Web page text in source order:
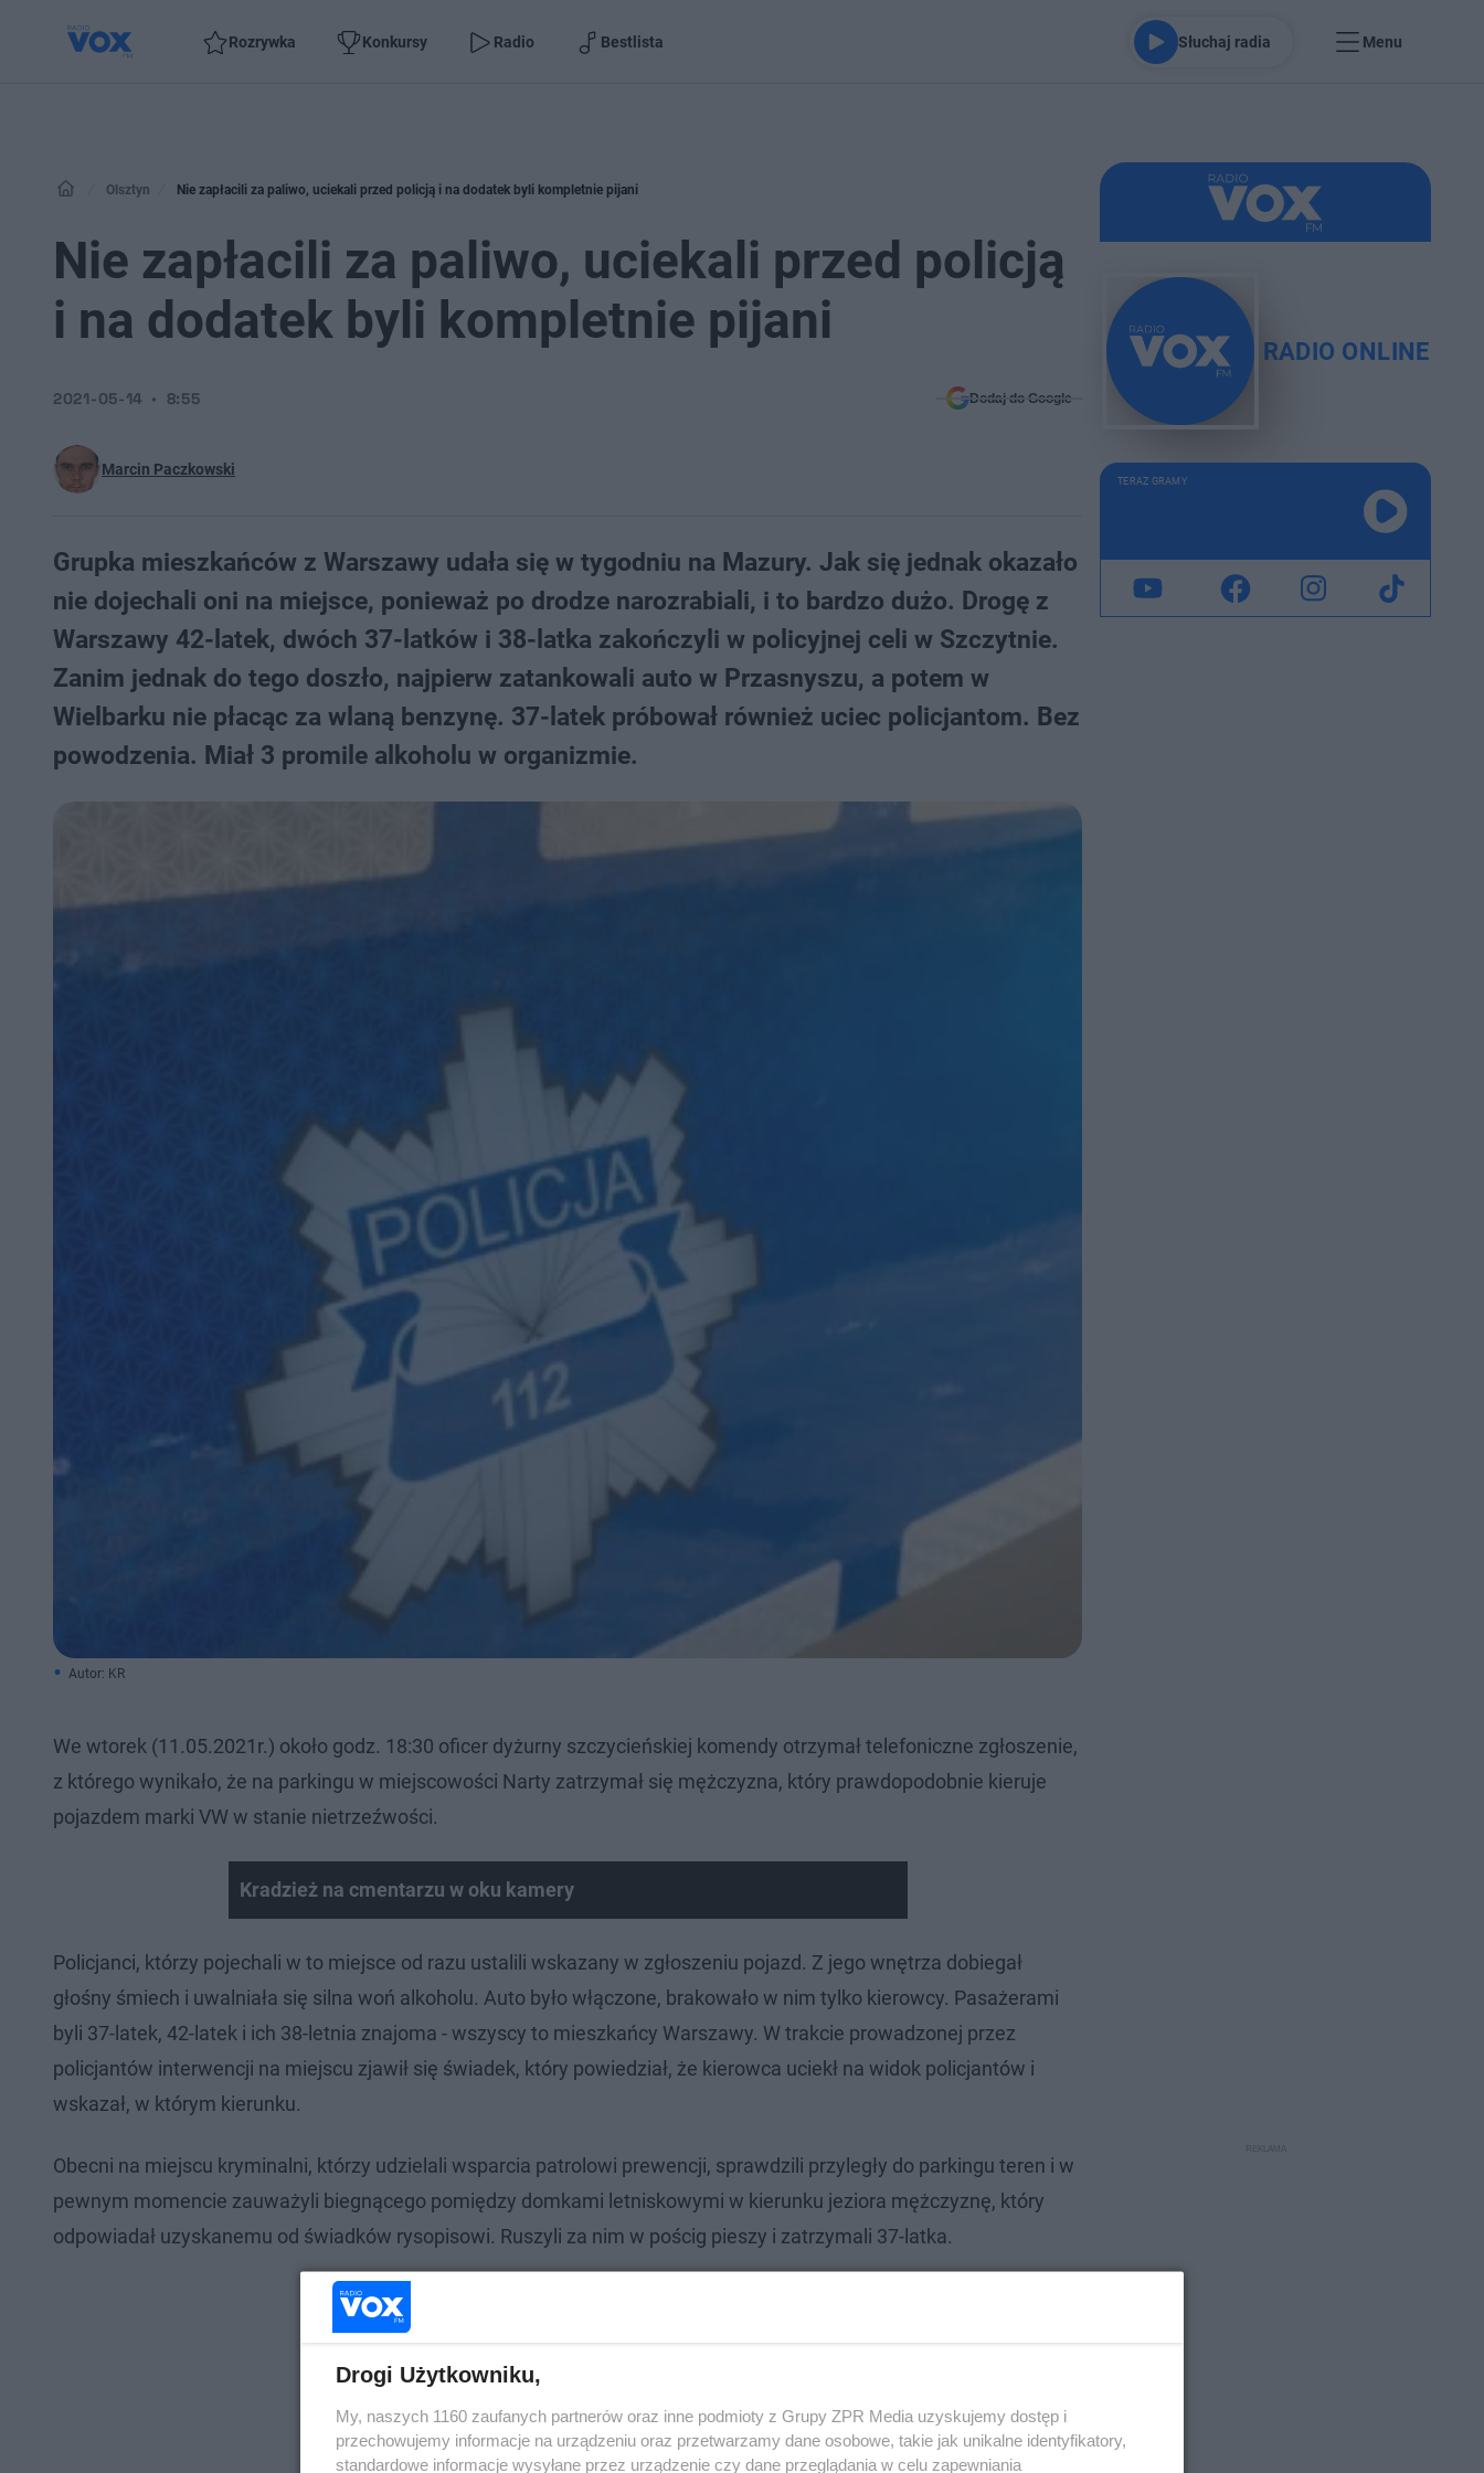
Rozrywka Konkursy Radio Bestlista Słuchaj radia Menu
Olsztyn Nie zapłacili za paliwo, uciekali przed policją i na dodatek byli kompletnie pijani
Nie zapłacili za paliwo, uciekali przed policją
i na dodatek byli kompletnie pijani
Marcin Paczkowski
2021-05-14 8:55 Dodaj do Google
Grupka mieszkańców z Warszawy udała się w tygodniu na Mazury. Jak się jednak okazało
nie dojechali oni na miejsce, ponieważ po drodze narozrabiali, i to bardzo dużo. Drogę z
Warszawy 42-latek, dwóch 37-latków i 38-latka zakończyli w policyjnej celi w Szczytnie.
Zanim jednak do tego doszło, najpierw zatankowali auto w Przasnyszu, a potem w
Wielbarku nie płacąc za wlaną benzynę. 37-latek próbował również uciec policjantom. Bez
powodzenia. Miał 3 promile alkoholu w organizmie.
Autor: KR
We wtorek (11.05.2021r.) około godz. 18:30 oficer dyżurny szczycieńskiej komendy otrzymał telefoniczne zgłoszenie,
z którego wynikało, że na parkingu w miejscowości Narty zatrzymał się mężczyzna, który prawdopodobnie kieruje
pojazdem marki VW w stanie nietrzeźwości.
Kradzież na cmentarzu w oku kamery
Policjanci, którzy pojechali w to miejsce od razu ustalili wskazany w zgłoszeniu pojazd. Z jego wnętrza dobiegał
głośny śmiech i uwalniała się silna woń alkoholu. Auto było włączone, brakowało w nim tylko kierowcy. Pasażerami
byli 37-latek, 42-latek i ich 38-letnia znajoma - wszyscy to mieszkańcy Warszawy. W trakcie prowadzonej przez
policjantów interwencji na miejscu zjawił się świadek, który powiedział, że kierowca uciekł na widok policjantów i
wskazał, w którym kierunku.
Obecni na miejscu kryminalni, którzy udzielali wsparcia patrolowi prewencji, sprawdzili przyległy do parkingu teren i w
pewnym momencie zauważyli biegnącego pomiędzy domkami letniskowymi w kierunku jeziora mężczyznę, który
odpowiadał uzyskanemu od świadków rysopisowi. Ruszyli za nim w pościg pieszy i zatrzymali 37-latka.
RADIO ONLINE
TERAZ GRAMY
Drogi Użytkowniku,
My, naszych 1160 zaufanych partnerów oraz inne podmioty z Grupy ZPR Media uzyskujemy dostęp i
przechowujemy informacje na urządzeniu oraz przetwarzamy dane osobowe, takie jak unikalne identyfikatory,
standardowe informacje wysyłane przez urządzenie czy dane przeglądania w celu zapewniania